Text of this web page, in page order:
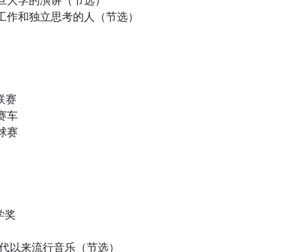
和独立思考的人（节选）
赛
车
赛
奖
以来流行音乐（节选）